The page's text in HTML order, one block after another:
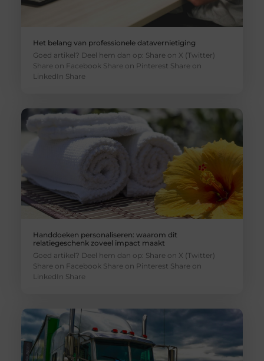
Het belang van professionele datavernietiging
Goed artikel? Deel hem dan op: Share on X (Twitter)
Share on Facebook Share on Pinterest Share on
LinkedIn Share
Handdoeken personaliseren: waarom dit
relatiegeschenk zoveel impact maakt
Goed artikel? Deel hem dan op: Share on X (Twitter)
Share on Facebook Share on Pinterest Share on
LinkedIn Share